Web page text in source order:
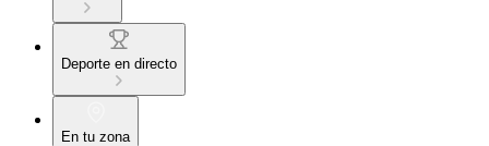
Deporte en directo
En tu zona